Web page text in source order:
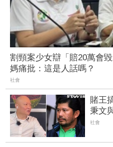
割頸案少女辯「賠20萬會
媽痛批：這是人話嗎？
社會
賭王
秉文
詐團
社會